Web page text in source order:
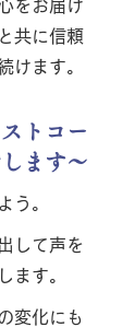
をお届け
共に信頼
けます。
トコー
ます～
う。
して声を
ます。
変化にも